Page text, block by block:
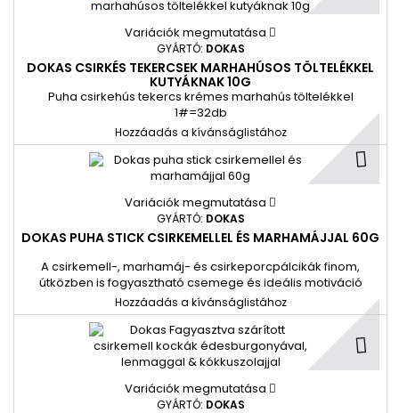
Variációk megmutatása
GYÁRTÓ: DOKAS
DOKAS CSIRKÉS TEKERCSEK MARHAHÚSOS TÖLTELÉKKEL
KUTYÁKNAK 10G
Puha csirkehús tekercs krémes marhahús töltelékkel
1#=32db
Hozzáadás a kívánságlistához
Variációk megmutatása
GYÁRTÓ: DOKAS
DOKAS PUHA STICK CSIRKEMELLEL ÉS MARHAMÁJJAL 60G
A csirkemell-, marhamáj- és csirkeporcpálcikák finom,
útközben is fogyasztható csemege és ideális motiváció
minden négylábú barát számára. A természetesen
előforduló kollagén emellett támogathatja az ízületek
egészségét és elősegítheti a mobilitást. 1#=12db
Hozzáadás a kívánságlistához
Variációk megmutatása
GYÁRTÓ: DOKAS